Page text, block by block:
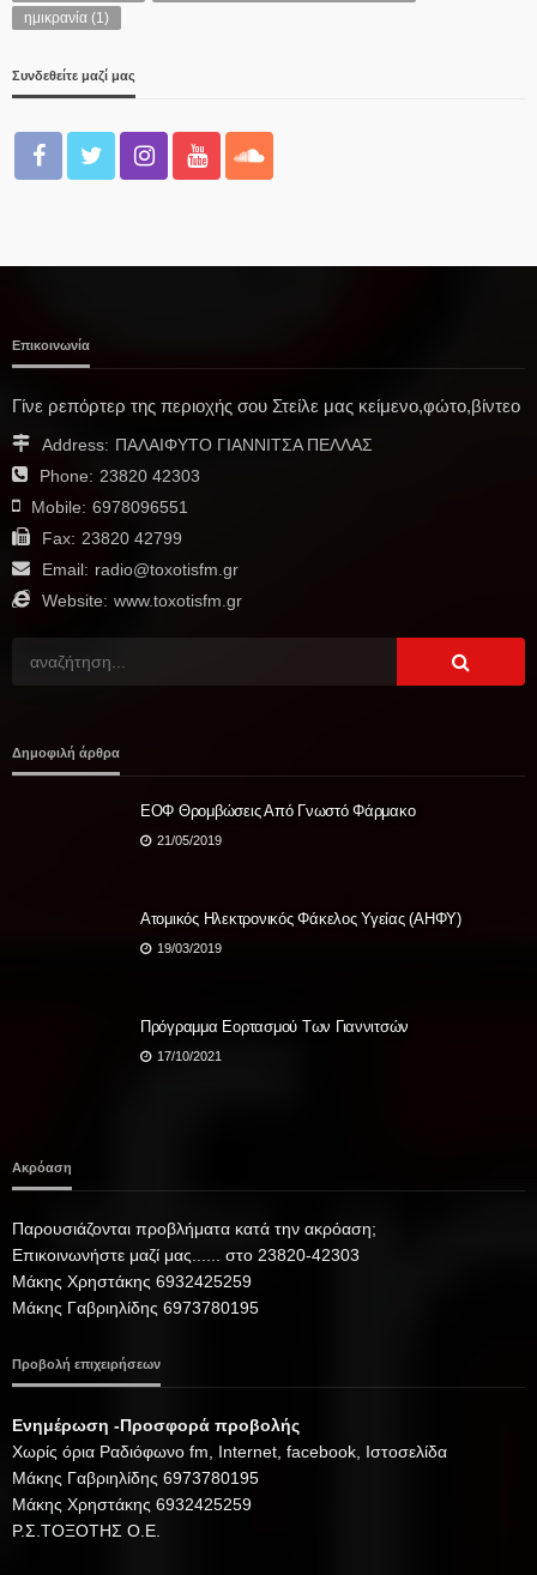
ημικρανία (1)
Συνδεθείτε μαζί μας
Επικοινωνία
Γίνε ρεπόρτερ της περιοχής σου Στείλε μας κείμενο,φώτο,βίντεο
Address: ΠΑΛΑΙΦΥΤΟ ΓΙΑΝΝΙΤΣΑ ΠΕΛΛΑΣ
Phone: 23820 42303
Mobile: 6978096551
Fax: 23820 42799
Email: radio@toxotisfm.gr
Website: www.toxotisfm.gr
Δημοφιλή άρθρα
ΕΟΦ Θρομβώσεις Από Γνωστό Φάρμακο
21/05/2019
Ατομικός Ηλεκτρονικός Φάκελος Υγείας (ΑΗΦΥ)
19/03/2019
Πρόγραμμα Εορτασμού Των Γιαννιτσών
17/10/2021
Ακρόαση
Παρουσιάζονται προβλήματα κατά την ακρόαση;
Επικοινωνήστε μαζί μας...... στο 23820-42303
Μάκης Χρηστάκης 6932425259
Μάκης Γαβριηλίδης 6973780195
Προβολή επιχειρήσεων
Ενημέρωση -Προσφορά προβολής
Xωρίς όρια Ραδιόφωνο fm, Internet, facebook, Ιστοσελίδα
Μάκης Γαβριηλίδης 6973780195
Μάκης Χρηστάκης 6932425259
Ρ.Σ.ΤΟΞΟΤΗΣ Ο.Ε.